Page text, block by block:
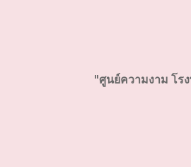
"ศูนย์ความงาม โร